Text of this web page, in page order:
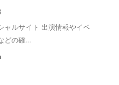
ャルサイト 出演情報やイベ
どの確…